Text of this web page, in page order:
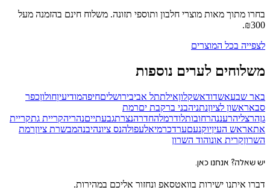
בחרו מתוך מאות מוצרי חלבון ותוספי תזונה. משלוח חינם בהזמנה מעל
₪300
.
לצפייה בכל המוצרים
משלוחים לערים נוספות
באר שבעאשדודאשקלוןאילתתל אביבירושליםחיפהמודיעיןחולוןכפר
סבאראשון לציוןנתניהבני ברקבת יםרמת
גןהרצליהרעננהרחובותלודרמלהחדרהנצרתגבעתייםנהריהקריית גתקריית
אתאראש העיןיוקנעםערדכרמיאלעפולהנס ציונהיבנהמבשרת ציוןרמת
השרוןקרית אונוהוד השרון
יש שאלה? אנחנו כאן.
דברו איתנו ישירות בוואטסאפ ונחזור אליכם במהירות.